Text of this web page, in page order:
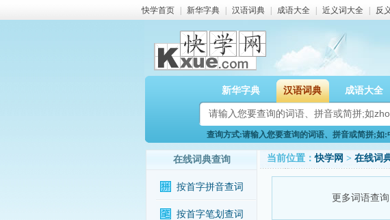
快学首页 新华字典 汉语词典 成语大全 近义词大全 反
新华字典 汉语词典 成语大全
查询方式:请输入您要查询的词语、拼音或简拼;如:
在线词典查询
按首字拼音查词
按首字笔划查词
当前位置：快学网 > 在线词
更多词语查询